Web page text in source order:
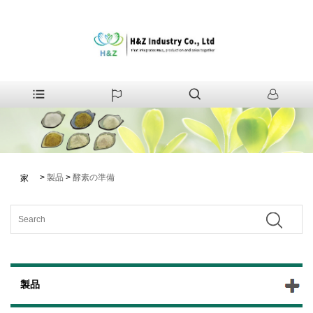
家 > 製品 > 酵素の準備
製品